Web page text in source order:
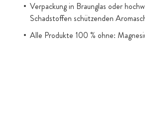
Verpackung in Braunglas oder
Schadstoffen schützenden
Alle Produkte 100 % ohne: